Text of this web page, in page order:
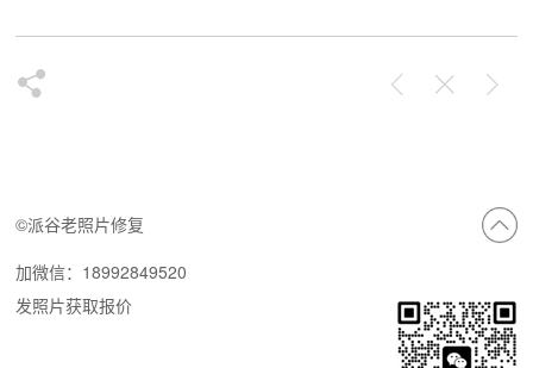
©派谷老照片修复
加微信：18992849520
发照片获取报价